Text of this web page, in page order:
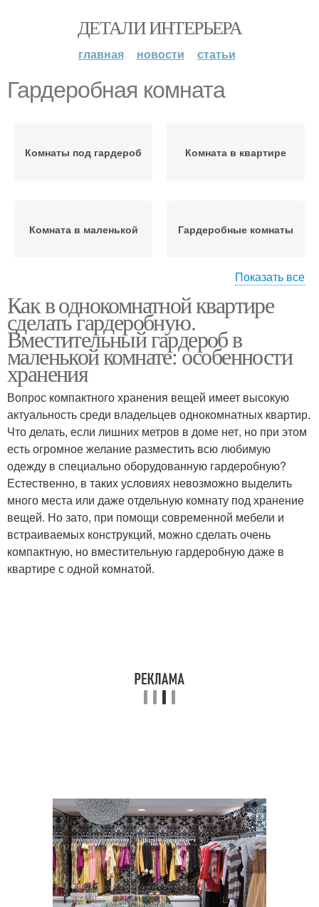
ДЕТАЛИ ИНТЕРЬЕРА
главная новости статьи
Гардеробная комната
Комнаты под гардероб Комната в квартире
Комната в маленькой Гардеробные комнаты
Отдельная комната Комнаты под нее
Показать все
Как в однокомнатной квартире
сделать гардеробную.
Вместительный гардероб в
маленькой комнате: особенности
хранения
Вопрос компактного хранения вещей имеет высокую
актуальность среди владельцев однокомнатных квартир.
Что делать, если лишних метров в доме нет, но при этом
есть огромное желание разместить всю любимую
одежду в специально оборудованную гардеробную?
Естественно, в таких условиях невозможно выделить
много места или даже отдельную комнату под хранение
вещей. Но зато, при помощи современной мебели и
встраиваемых конструкций, можно сделать очень
компактную, но вместительную гардеробную даже в
квартире с одной комнатой.